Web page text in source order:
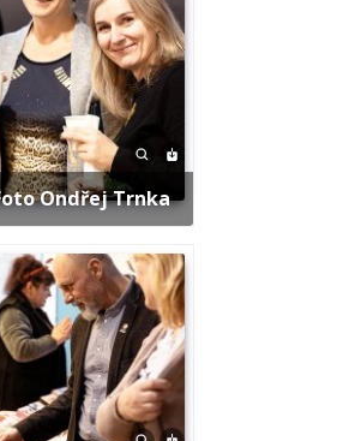
Foto Ondřej Trnka